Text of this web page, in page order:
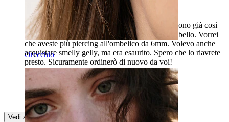
Orecchio
Super soddisfatto!
Ho appena ricevuto il mio piercing per posta e sono già così
soddisfatto. Spedizione veloce e prodotto super bello. Vorrei
che aveste più piercing all'ombelico da 6mm. Volevo anche
acquistare smelly gelly, ma era esaurito. Spero che lo riavrete
presto. Sicuramente ordinerò di nuovo da voi!
Kenza Lairini Acquisto verificato
Tradotto dall'IA Mostra originale
Vedi altro